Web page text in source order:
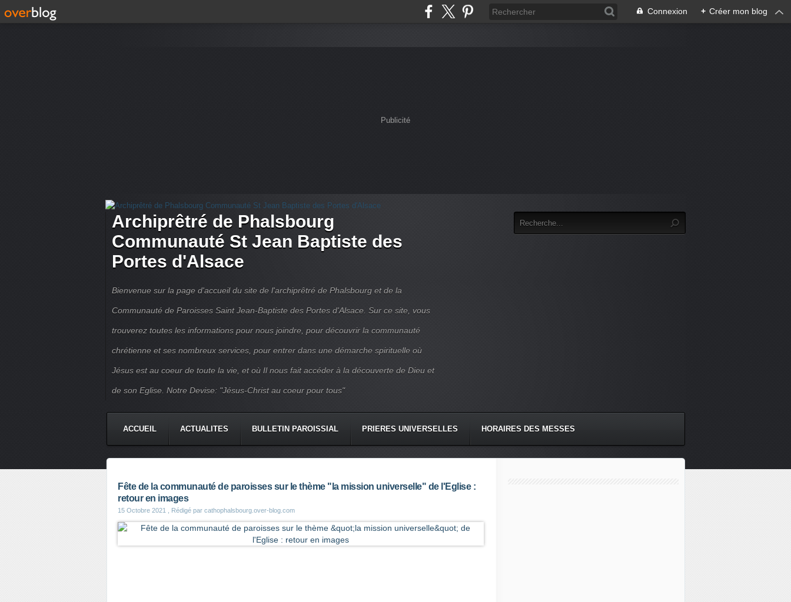
Connexion + Créer mon blog
Publicité
Archiprêtré de Phalsbourg
Communauté St Jean Baptiste des
Portes d'Alsace
Bienvenue sur la page d'accueil du site de l'archiprêtré de Phalsbourg et de la
Communauté de Paroisses Saint Jean-Baptiste des Portes d'Alsace. Sur ce site, vous
trouverez toutes les informations pour nous joindre, pour découvrir la communauté
chrétienne et ses nombreux services, pour entrer dans une démarche spirituelle où
Jésus est au coeur de toute la vie, et où Il nous fait accéder à la découverte de Dieu et
de son Eglise. Notre Devise: "Jésus-Christ au coeur pour tous"
ACCUEIL ACTUALITES BULLETIN PAROISSIAL PRIERES UNIVERSELLES HORAIRES DES MESSES
Fête de la communauté de paroisses sur le thème "la mission universelle" de l'Eglise :
retour en images
15 Octobre 2021 , Rédigé par cathophalsbourg.over-blog.com